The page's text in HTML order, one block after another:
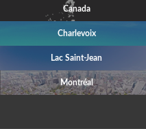
Canada
Charlevoix
Lac Saint-Jean
Montréal